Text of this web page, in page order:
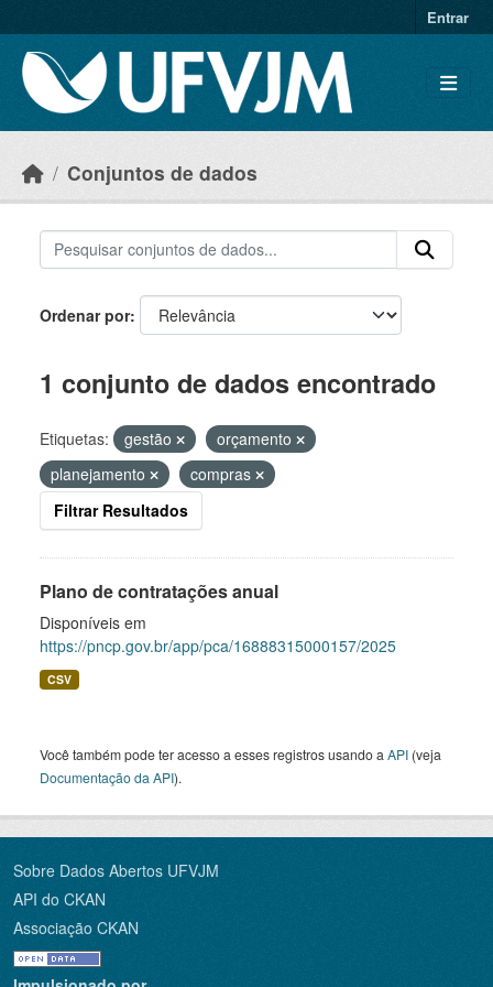
Entrar
Conjuntos de dados
Ordenar por
1 conjunto de dados encontrado
Etiquetas: gestão
orçamento
planejamento
compras
Filtrar Resultados
Plano de contratações anual
Disponíveis em
https://pncp.gov.br/app/pca/16888315000157/2025
CSV
Você também pode ter acesso a esses registros usando a API (veja
Documentação da API).
Sobre Dados Abertos UFVJM
API do CKAN
Associação CKAN